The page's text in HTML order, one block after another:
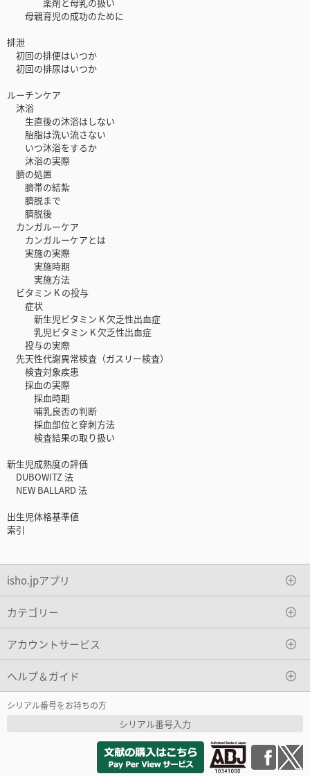
母親育児の成功のために
排泄
初回の排便はいつか
初回の排尿はいつか
ルーチンケア
沐浴
生直後の沐浴はしない
胎脂は洗い流さない
いつ沐浴をするか
沐浴の実際
臍の処置
臍帯の結紮
臍脱まで
臍脱後
カンガルーケア
カンガルーケアとは
実施の実際
実施時期
実施方法
ビタミン K の投与
症状
新生児ビタミン K 欠乏性出血症
乳児ビタミン K 欠乏性出血症
投与の実際
先天性代謝異常検査（ガスリー検査）
検査対象疾患
採血の実際
採血時期
哺乳良否の判断
採血部位と穿刺方法
検査結果の取り扱い
新生児成熟度の評価
DUBOWITZ 法
NEW BALLARD 法
出生児体格基準値
索引
isho.jpアプリ
カテゴリー
アカウントサービス
ヘルプ＆ガイド
シリアル番号をお持ちの方
シリアル番号入力